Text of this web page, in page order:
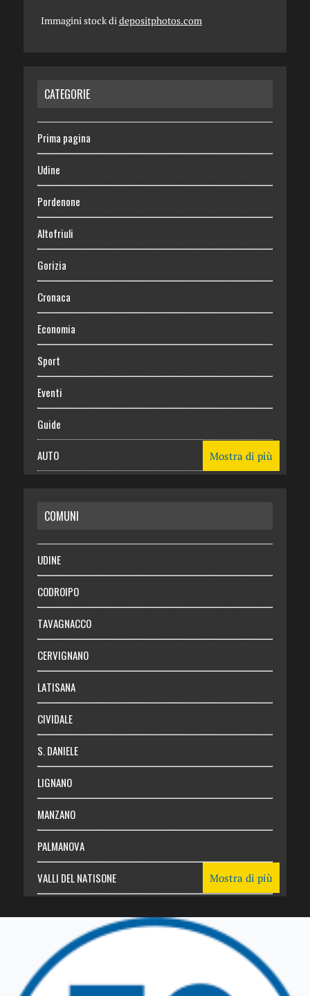
Immagini stock didepositphotos.com
CATEGORIE
Prima pagina
Udine
Pordenone
Altofriuli
Gorizia
Cronaca
Economia
Sport
Eventi
Guide
AUTO
RISPARMIO
SALUTE
Necrologie
Chi siamo
Abbonati
Login
Mostra di più
COMUNI
UDINE
CODROIPO
TAVAGNACCO
CERVIGNANO
LATISANA
CIVIDALE
S. DANIELE
LIGNANO
MANZANO
PALMANOVA
VALLI DEL NATISONE
TRICESIMO
TARCENTO
Mostra di più